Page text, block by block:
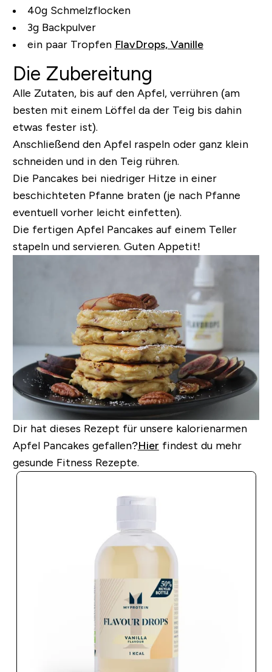
40g Schmelzflocken
3g Backpulver
ein paar Tropfen FlavDrops, Vanille
Die Zubereitung
Alle Zutaten, bis auf den Apfel, verrühren (am
besten mit einem Löffel da der Teig bis dahin
etwas fester ist).
Anschließend den Apfel raspeln oder ganz klein
schneiden und in den Teig rühren.
Die Pancakes bei niedriger Hitze in einer
beschichteten Pfanne braten (je nach Pfanne
eventuell vorher leicht einfetten).
Die fertigen Apfel Pancakes auf einem Teller
stapeln und servieren. Guten Appetit!
Dir hat dieses Rezept für unsere kalorienarmen
Apfel Pancakes gefallen?Hier findest du mehr
gesunde Fitness Rezepte.